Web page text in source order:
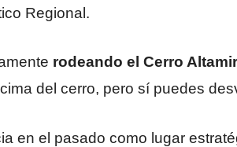
Regional.
rodeando el Cerro
del cerro, pero sí puedes
en el pasado como lugar